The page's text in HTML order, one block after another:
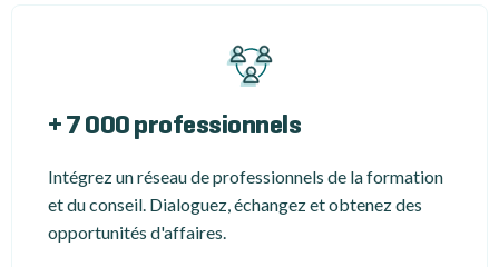
+ 7 000 professionnels
Intégrez un réseau de professionnels de la formation
et du conseil. Dialoguez, échangez et obtenez des
opportunités d'affaires.